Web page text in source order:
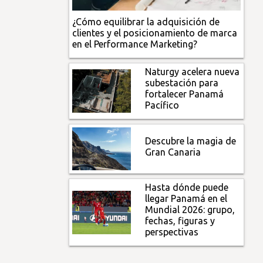
¿Cómo equilibrar la adquisición de
clientes y el posicionamiento de marca
en el Performance Marketing?
Naturgy acelera nueva
subestación para
fortalecer Panamá
Pacífico
Descubre la magia de
Gran Canaria
Hasta dónde puede
llegar Panamá en el
Mundial 2026: grupo,
fechas, figuras y
perspectivas